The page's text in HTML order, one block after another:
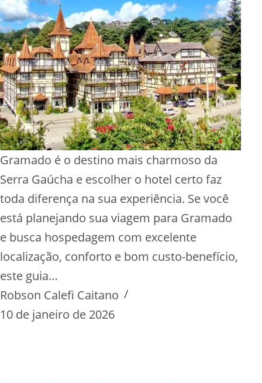
Gramado é o destino mais charmoso da
Serra Gaúcha e escolher o hotel certo faz
toda diferença na sua experiência. Se você
está planejando sua viagem para Gramado
e busca hospedagem com excelente
localização, conforto e bom custo-benefício,
este guia…
Robson Calefi Caitano
10 de janeiro de 2026